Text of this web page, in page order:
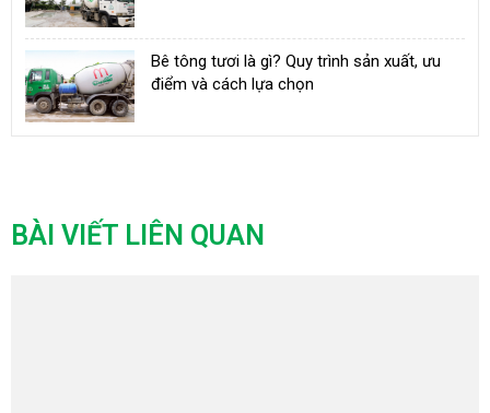
Bê tông tươi là gì? Quy trình sản xuất, ưu
điểm và cách lựa chọn
BÀI VIẾT LIÊN QUAN